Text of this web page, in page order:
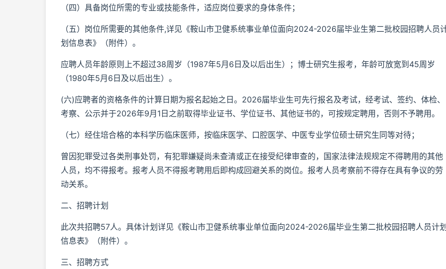
（四）具备岗位所需的专业或技能条件，适应岗位要求的身体条件；
（五）岗位所需要的其他条件,详见《鞍山市卫健系统事业单位面向2024-2026届毕业生第二批校园招聘人员
划信息表》（附件）。
应聘人员年龄原则上不超过38周岁（1987年5月6日及以后出生）；博士研究生报考，年龄可放宽到45周岁
（1980年5月6日及以后出生）。
(六)应聘者的资格条件的计算日期为报名起始之日。2026届毕业生可先行报名及考试，经考试、签约、体检、
考察、公示并于2026年9月1日之前取得毕业证书、学位证书、其他证书的，可按规定聘用，否则不予聘用。
（七）经住培合格的本科学历临床医师，按临床医学、口腔医学、中医专业学位硕士研究生同等对待；
曾因犯罪受过各类刑事处罚，有犯罪嫌疑尚未查清或正在接受纪律审查的，国家法律法规规定不得聘用的其他
人员，均不得报考。报考人员不得报考聘用后即构成回避关系的岗位。报考人员考察前不得存在具有争议的劳
动关系。
二、招聘计划
此次共招聘57人。具体计划详见《鞍山市卫健系统事业单位面向2024-2026届毕业生第二批校园招聘人员计划
信息表》（附件）。
三、招聘方式